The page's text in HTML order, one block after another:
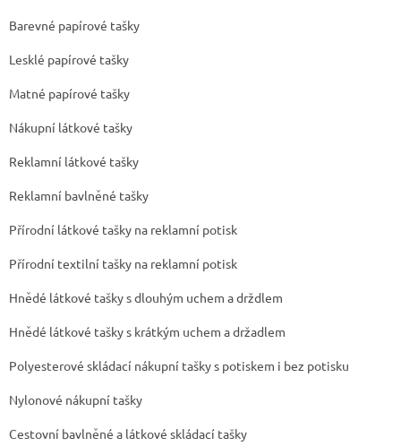
Barevné papírové tašky
Lesklé papírové tašky
Matné papírové tašky
Nákupní látkové tašky
Reklamní látkové tašky
Reklamní bavlněné tašky
Přírodní látkové tašky na reklamní potisk
Přírodní textilní tašky na reklamní potisk
Hnědé látkové tašky s dlouhým uchem a drždlem
Hnědé látkové tašky s krátkým uchem a držadlem
Polyesterové skládací nákupní tašky s potiskem i bez potisku
Nylonové nákupní tašky
Cestovní bavlněné a látkové skládací tašky